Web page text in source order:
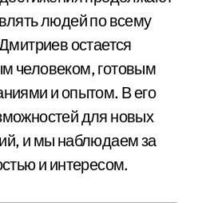
людей по всему
остается
человеком, готовым
и опытом. В его
для новых
и мы наблюдаем за
и интересом.